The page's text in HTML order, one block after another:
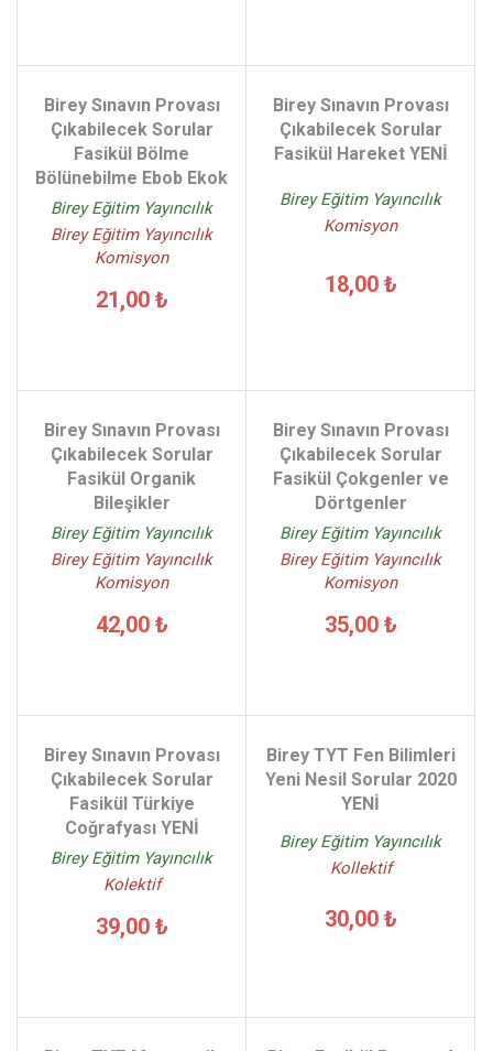
Birey Sınavın Provası
Çıkabilecek Sorular
Fasikül Bölme
Bölünebilme Ebob Ekok
Birey Eğitim Yayıncılık
Birey Eğitim Yayıncılık
Komisyon
21,00 ₺
Birey Sınavın Provası
Çıkabilecek Sorular
Fasikül Hareket YENİ
Birey Eğitim Yayıncılık
Komisyon
18,00 ₺
Birey Sınavın Provası
Çıkabilecek Sorular
Fasikül Organik
Bileşikler
Birey Eğitim Yayıncılık
Birey Eğitim Yayıncılık
Komisyon
42,00 ₺
Birey Sınavın Provası
Çıkabilecek Sorular
Fasikül Çokgenler ve
Dörtgenler
Birey Eğitim Yayıncılık
Birey Eğitim Yayıncılık
Komisyon
35,00 ₺
Birey Sınavın Provası
Çıkabilecek Sorular
Fasikül Türkiye
Coğrafyası YENİ
Birey Eğitim Yayıncılık
Kolektif
39,00 ₺
Birey TYT Fen Bilimleri
Yeni Nesil Sorular 2020
YENİ
Birey Eğitim Yayıncılık
Kollektif
30,00 ₺